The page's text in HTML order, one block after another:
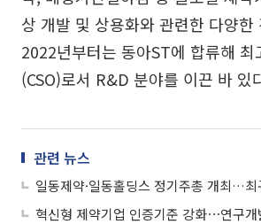
상 개발 및 상용화와 관련한 다양한
2022년부터는 동아ST에 합류해 최
(CSO)로서 R&D 분야를 이끈 바 있
관련 뉴스
일동제약·일동홀딩스 정기주총 개최…최
혁신형 제약기업 인증기준 강화⋯연구개